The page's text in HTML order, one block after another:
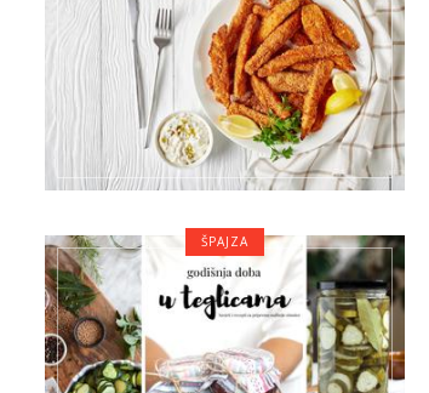
ŠPAJZA